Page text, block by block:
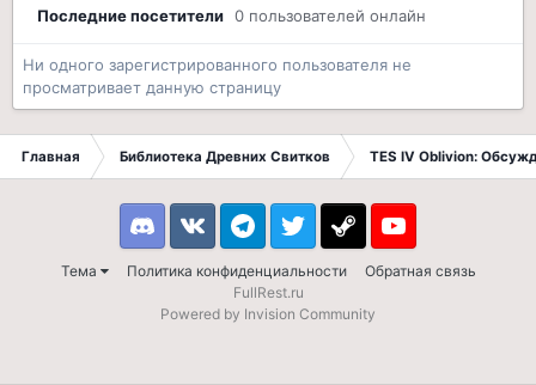
Последние посетители 0 пользователей онлайн
Ни одного зарегистрированного пользователя не
просматривает данную страницу
Главная Библиотека Древних Свитков TES IV Oblivion:
Тема Политика конфиденциальности Обратная связь
DiscordVK TelegramTwitter Steam Youtube
FullRest.ru
Powered by Invision Community